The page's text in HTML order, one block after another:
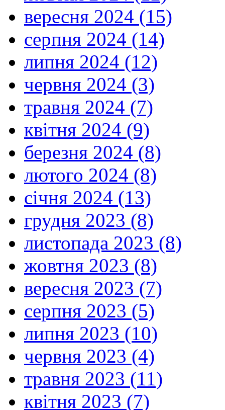
вересня 2024 (15)
серпня 2024 (14)
липня 2024 (12)
червня 2024 (3)
травня 2024 (7)
квітня 2024 (9)
березня 2024 (8)
лютого 2024 (8)
січня 2024 (13)
грудня 2023 (8)
листопада 2023 (8)
жовтня 2023 (8)
вересня 2023 (7)
серпня 2023 (5)
липня 2023 (10)
червня 2023 (4)
травня 2023 (11)
квітня 2023 (7)